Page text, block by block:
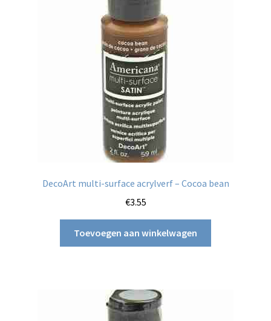
DecoArt multi-surface acrylverf – Cocoa bean
€3.55
Toevoegen aan winkelwagen